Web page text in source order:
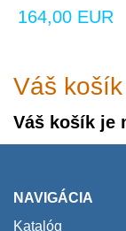
164,00 EUR
Váš košík
Váš košík je
NAVIGÁCIA
Katalóg